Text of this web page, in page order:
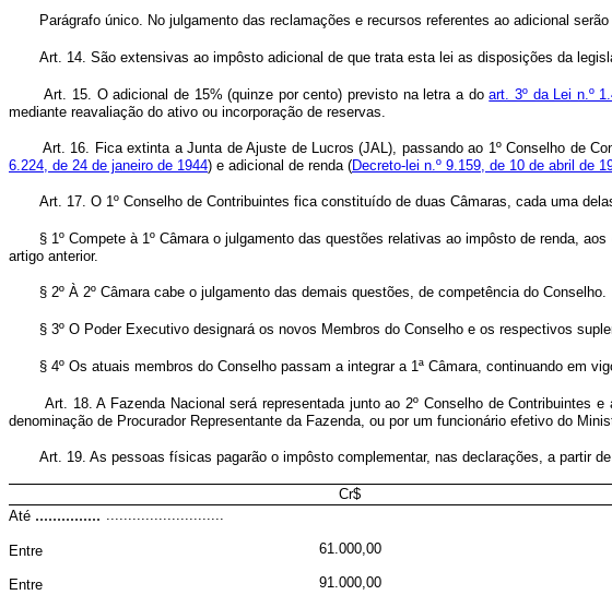
Parágrafo único. No julgamento das reclamações e recursos referentes ao adicional
Art. 14. São extensivas ao impôsto adicional de que trata esta lei as disposições da
Art. 15. O adicional de 15% (quinze por cento) previsto na letra a doart. 3º da Lei n.º
mediante reavaliação do ativo ou incorporação de reservas.
Art. 16. Fica extinta a Junta de Ajuste de Lucros (JAL), passando ao 1º Conselho de
6.224, de 24 de janeiro de 1944) e adicional de renda (Decreto-lei n.º 9.159, de 10 de abril de
Art. 17. O 1º Conselho de Contribuintes fica constituído de duas Câmaras, cada uma
§ 1º Compete à 1º Câmara o julgamento das questões relativas ao impôsto de renda,
artigo anterior.
§ 2º À 2º Câmara cabe o julgamento das demais questões, de competência do Conselho.
§ 3º O Poder Executivo designará os novos Membros do Conselho e os respectivos
§ 4º Os atuais membros do Conselho passam a integrar a 1ª Câmara, continuando em
Art. 18. A Fazenda Nacional será representada junto ao 2º Conselho de Contribuintes
denominação de Procurador Representante da Fazenda, ou por um funcionário efetivo do
Art. 19. As pessoas físicas pagarão o impôsto complementar, nas declarações, a
Cr$
Até ...............
Entre
Entre
...........................
61.000,00
91.000,00